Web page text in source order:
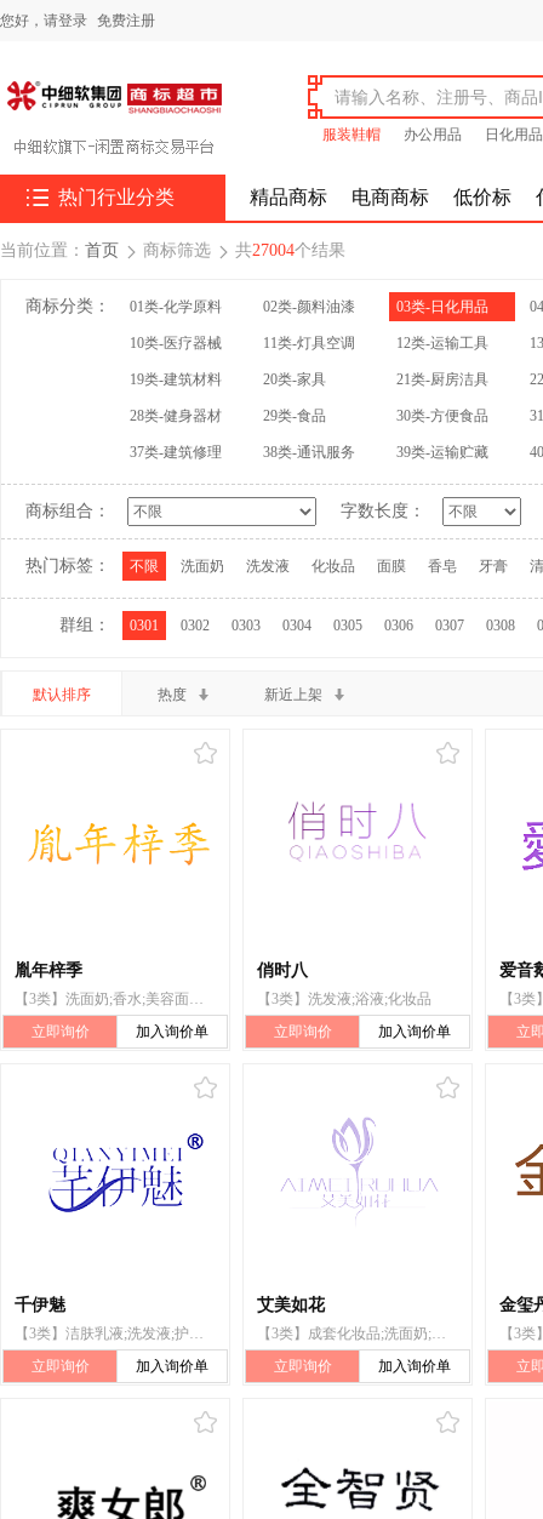
您好， 请登录 免费注册
服装鞋帽 办公用品 日化用品
 热门行业分类 精品商标 电商商标 低价标
当前位置： 首页  商标筛选  共27004个结果
商标分类： 01类-化学原料 02类-颜料油漆 03类-日化用品
10类-医疗器械 11类-灯具空调 12类-运输工具
19类-建筑材料 20类-家具 21类-厨房洁具
28类-健身器材 29类-食品 30类-方便食品
37类-建筑修理 38类-通讯服务 39类-运输贮藏
商标组合： 字数长度：
热门标签： 不限 洗面奶 洗发液 化妆品 面膜 香皂 牙膏
群组： 0301 0302 0303 0304 0305 0306 0307 0308
默认排序 热度 新近上架
胤年梓季
【3类】洗面奶;香水;美容面膜;口红;成套化妆品;化妆品;儿童用化妆品
立即询价
加入询价单
俏时八
【3类】洗发液;浴液;化妆品
立即询价
加入询价单
爱音
立
千伊魅
【3类】洁肤乳液;洗发液;护发素;个人清洁或祛味用阴道洗液;香精油;美容面膜;化妆品;化妆品清洗剂;染发剂;增白霜
立即询价
加入询价单
艾美如花
【3类】成套化妆品;洗面奶;洗发液;香精油;美容面膜;洁肤乳液;香水;唇膏;护发素;香
立即询价
加入询价单
金玺
立